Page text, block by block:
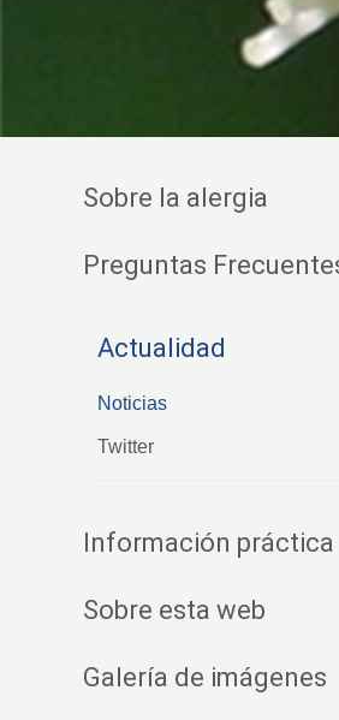
Sobre la alergia
Preguntas
Actualidad
Noticias
Twitter
Información práctica
Sobre esta web
Galería de imágenes